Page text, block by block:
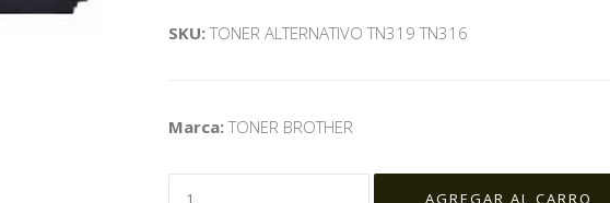
SKU:TONER ALTERNATIVO TN319 TN316
Marca:TONER BROTHER